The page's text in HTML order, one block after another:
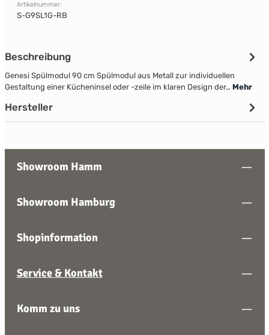
Artikelnummer:
S-G9SL1G-RB
Beschreibung
Genesi Spülmodul 90 cm Spülmodul aus Metall zur individuellen
Gestaltung einer Kücheninsel oder -zeile im klaren Design der… Mehr
Hersteller
Showroom Hamm
Showroom Hamburg
Shopinformation
Service & Kontakt
Komm zu uns